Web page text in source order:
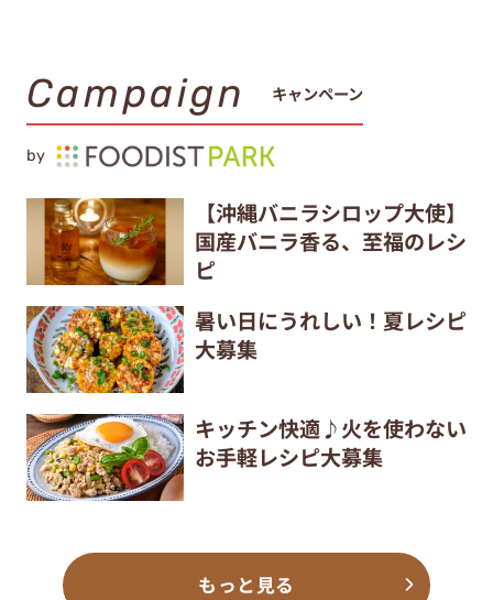
Campaign キャンペーン
by
【沖縄バニラシロップ大使】
国産バニラ香る、至福のレシ
ピ
暑い日にうれしい！夏レシピ
大募集
キッチン快適♪火を使わない
お手軽レシピ大募集
もっと見る